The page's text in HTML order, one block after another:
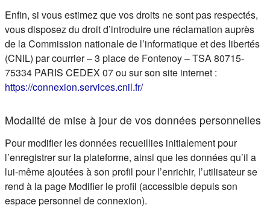
Enfin, si vous estimez que vos droits ne sont pas respectés,
vous disposez du droit d’introduire une réclamation auprès
de la Commission nationale de l’informatique et des libertés
(CNIL) par courrier – 3 place de Fontenoy – TSA 80715-
75334 PARIS CEDEX 07 ou sur son site internet :
https://connexion.services.cnil.fr/(s'ouvre dans un nouvel
Modalité de mise à jour de vos données personnelles
Pour modifier les données recueillies initialement pour
l’enregistrer sur la plateforme, ainsi que les données qu’il a
lui-même ajoutées à son profil pour l’enrichir, l’utilisateur se
rend à la page Modifier le profil (accessible depuis son
espace personnel de connexion).